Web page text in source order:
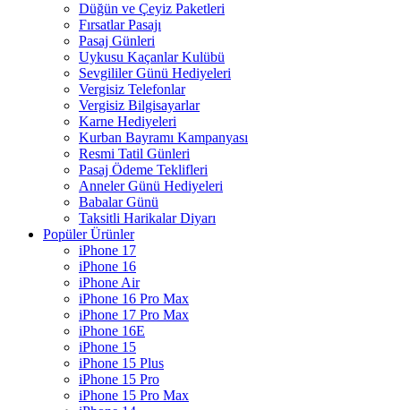
Düğün ve Çeyiz Paketleri
Fırsatlar Pasajı
Pasaj Günleri
Uykusu Kaçanlar Kulübü
Sevgililer Günü Hediyeleri
Vergisiz Telefonlar
Vergisiz Bilgisayarlar
Karne Hediyeleri
Kurban Bayramı Kampanyası
Resmi Tatil Günleri
Pasaj Ödeme Teklifleri
Anneler Günü Hediyeleri
Babalar Günü
Taksitli Harikalar Diyarı
Popüler Ürünler
iPhone 17
iPhone 16
iPhone Air
iPhone 16 Pro Max
iPhone 17 Pro Max
iPhone 16E
iPhone 15
iPhone 15 Plus
iPhone 15 Pro
iPhone 15 Pro Max